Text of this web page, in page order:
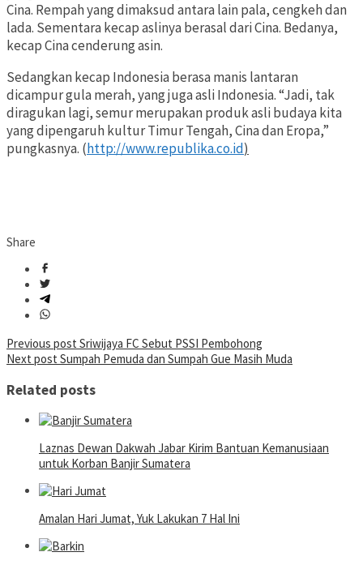
Cina. Rempah yang dimaksud antara lain pala, cengkeh dan
lada. Sementara kecap aslinya berasal dari Cina. Bedanya,
kecap Cina cenderung asin.
Sedangkan kecap Indonesia berasa manis lantaran
dicampur gula merah, yang juga asli Indonesia. “Jadi, tak
diragukan lagi, semur merupakan produk asli budaya kita
yang dipengaruh kultur Timur Tengah, Cina dan Eropa,”
pungkasnya. (http://www.republika.co.id)
Share
Post
navigation
Previous post Sriwijaya FC Sebut PSSI Pembohong
Next post Sumpah Pemuda dan Sumpah Gue Masih Muda
Related posts
Laznas Dewan Dakwah Jabar Kirim Bantuan Kemanusiaan
untuk Korban Banjir Sumatera
Amalan Hari Jumat, Yuk Lakukan 7 Hal Ini